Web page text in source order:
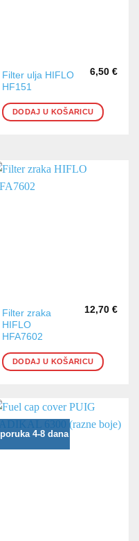
Filter ulja HIFLO
HF151
6,50 €
DODAJ U KOŠARICU
Filter zraka
HIFLO
HFA7602
12,70 €
DODAJ U KOŠARICU
4-8 dana